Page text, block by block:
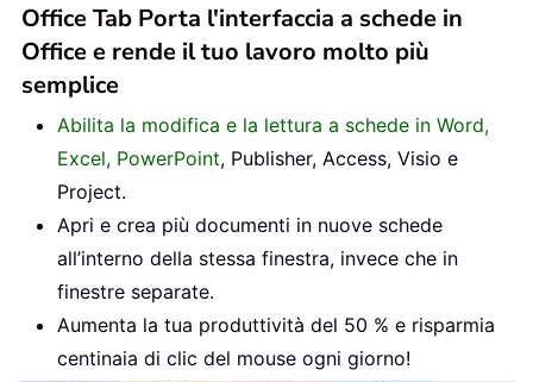
Office Tab Porta l'interfaccia a schede in
Office e rende il tuo lavoro molto più
semplice
Abilita la modifica e la lettura a schede in Word,
Excel, PowerPoint, Publisher, Access, Visio e
Project.
Apri e crea più documenti in nuove schede
all’interno della stessa finestra, invece che in
finestre separate.
Aumenta la tua produttività del 50 % e risparmia
centinaia di clic del mouse ogni giorno!